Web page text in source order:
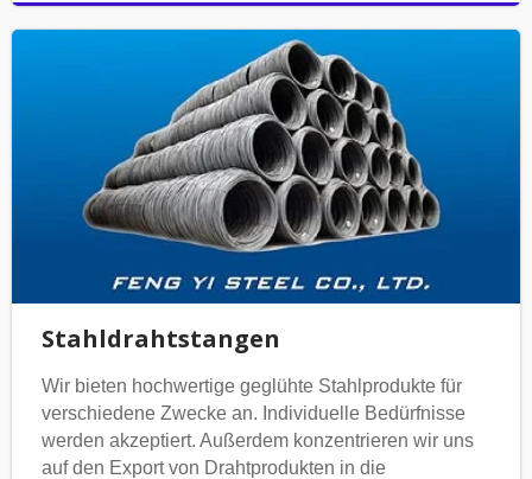
Stahldrahtstangen
Wir bieten hochwertige geglühte Stahlprodukte für
verschiedene Zwecke an. Individuelle Bedürfnisse
werden akzeptiert. Außerdem konzentrieren wir uns
auf den Export von Drahtprodukten in die